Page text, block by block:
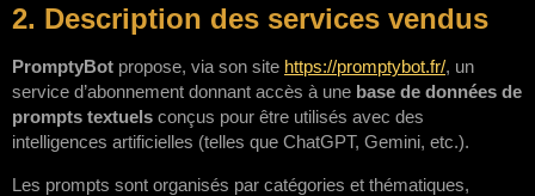
2. Description des services vendus
PromptyBot propose, via son site https://promptybot.fr/, un
service d’abonnement donnant accès à une base de données de
prompts textuels conçus pour être utilisés avec des
intelligences artificielles (telles que ChatGPT, Gemini, etc.).
Les prompts sont organisés par catégories et thématiques,